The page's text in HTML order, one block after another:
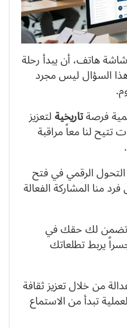
هاتف، أن يبدأ رحلة
السؤال ليس مجرد
فرصةتاريخيةلتعزيز
تتيح لنا معاً مراقبة
الرقمي في فتح
منا المشاركة الفعالة
تضمن لك حقك في
يربط تطلعاتك
من خلال تعزيز ثقافة
تبدأ من الاستماع